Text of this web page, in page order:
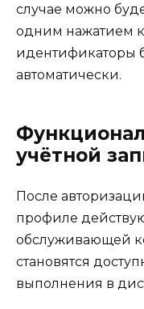
случае можно
одним нажатием
идентификаторы
автоматически.
учётной
После
профиле
обслуживающей
становятся
выполнения в